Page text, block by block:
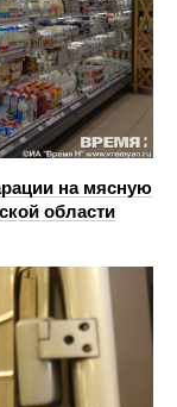
на мясную
области